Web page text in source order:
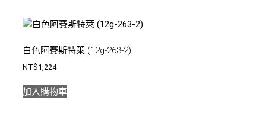
白色阿賽斯特萊 (12g-263-2)
NT$1,224
加入購物車